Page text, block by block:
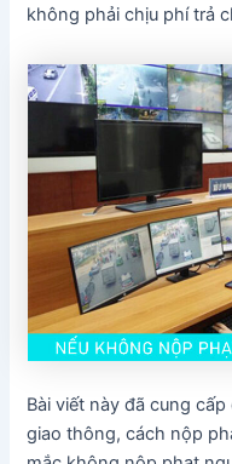
không phải chịu phí trả
Bài viết này đã cung
giao thông, cách nộp